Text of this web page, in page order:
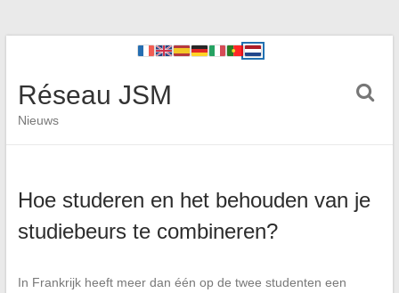
Réseau JSM
Nieuws
Hoe studeren en het behouden van je
studiebeurs te combineren?
In Frankrijk heeft meer dan één op de twee studenten een